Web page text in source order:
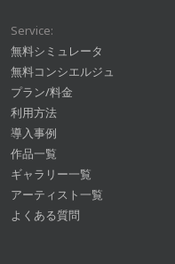
Service:
無料シミュレータ
無料コンシエルジュ
プラン/料金
利用方法
導入事例
作品一覧
ギャラリー一覧
アーティスト一覧
よくある質問